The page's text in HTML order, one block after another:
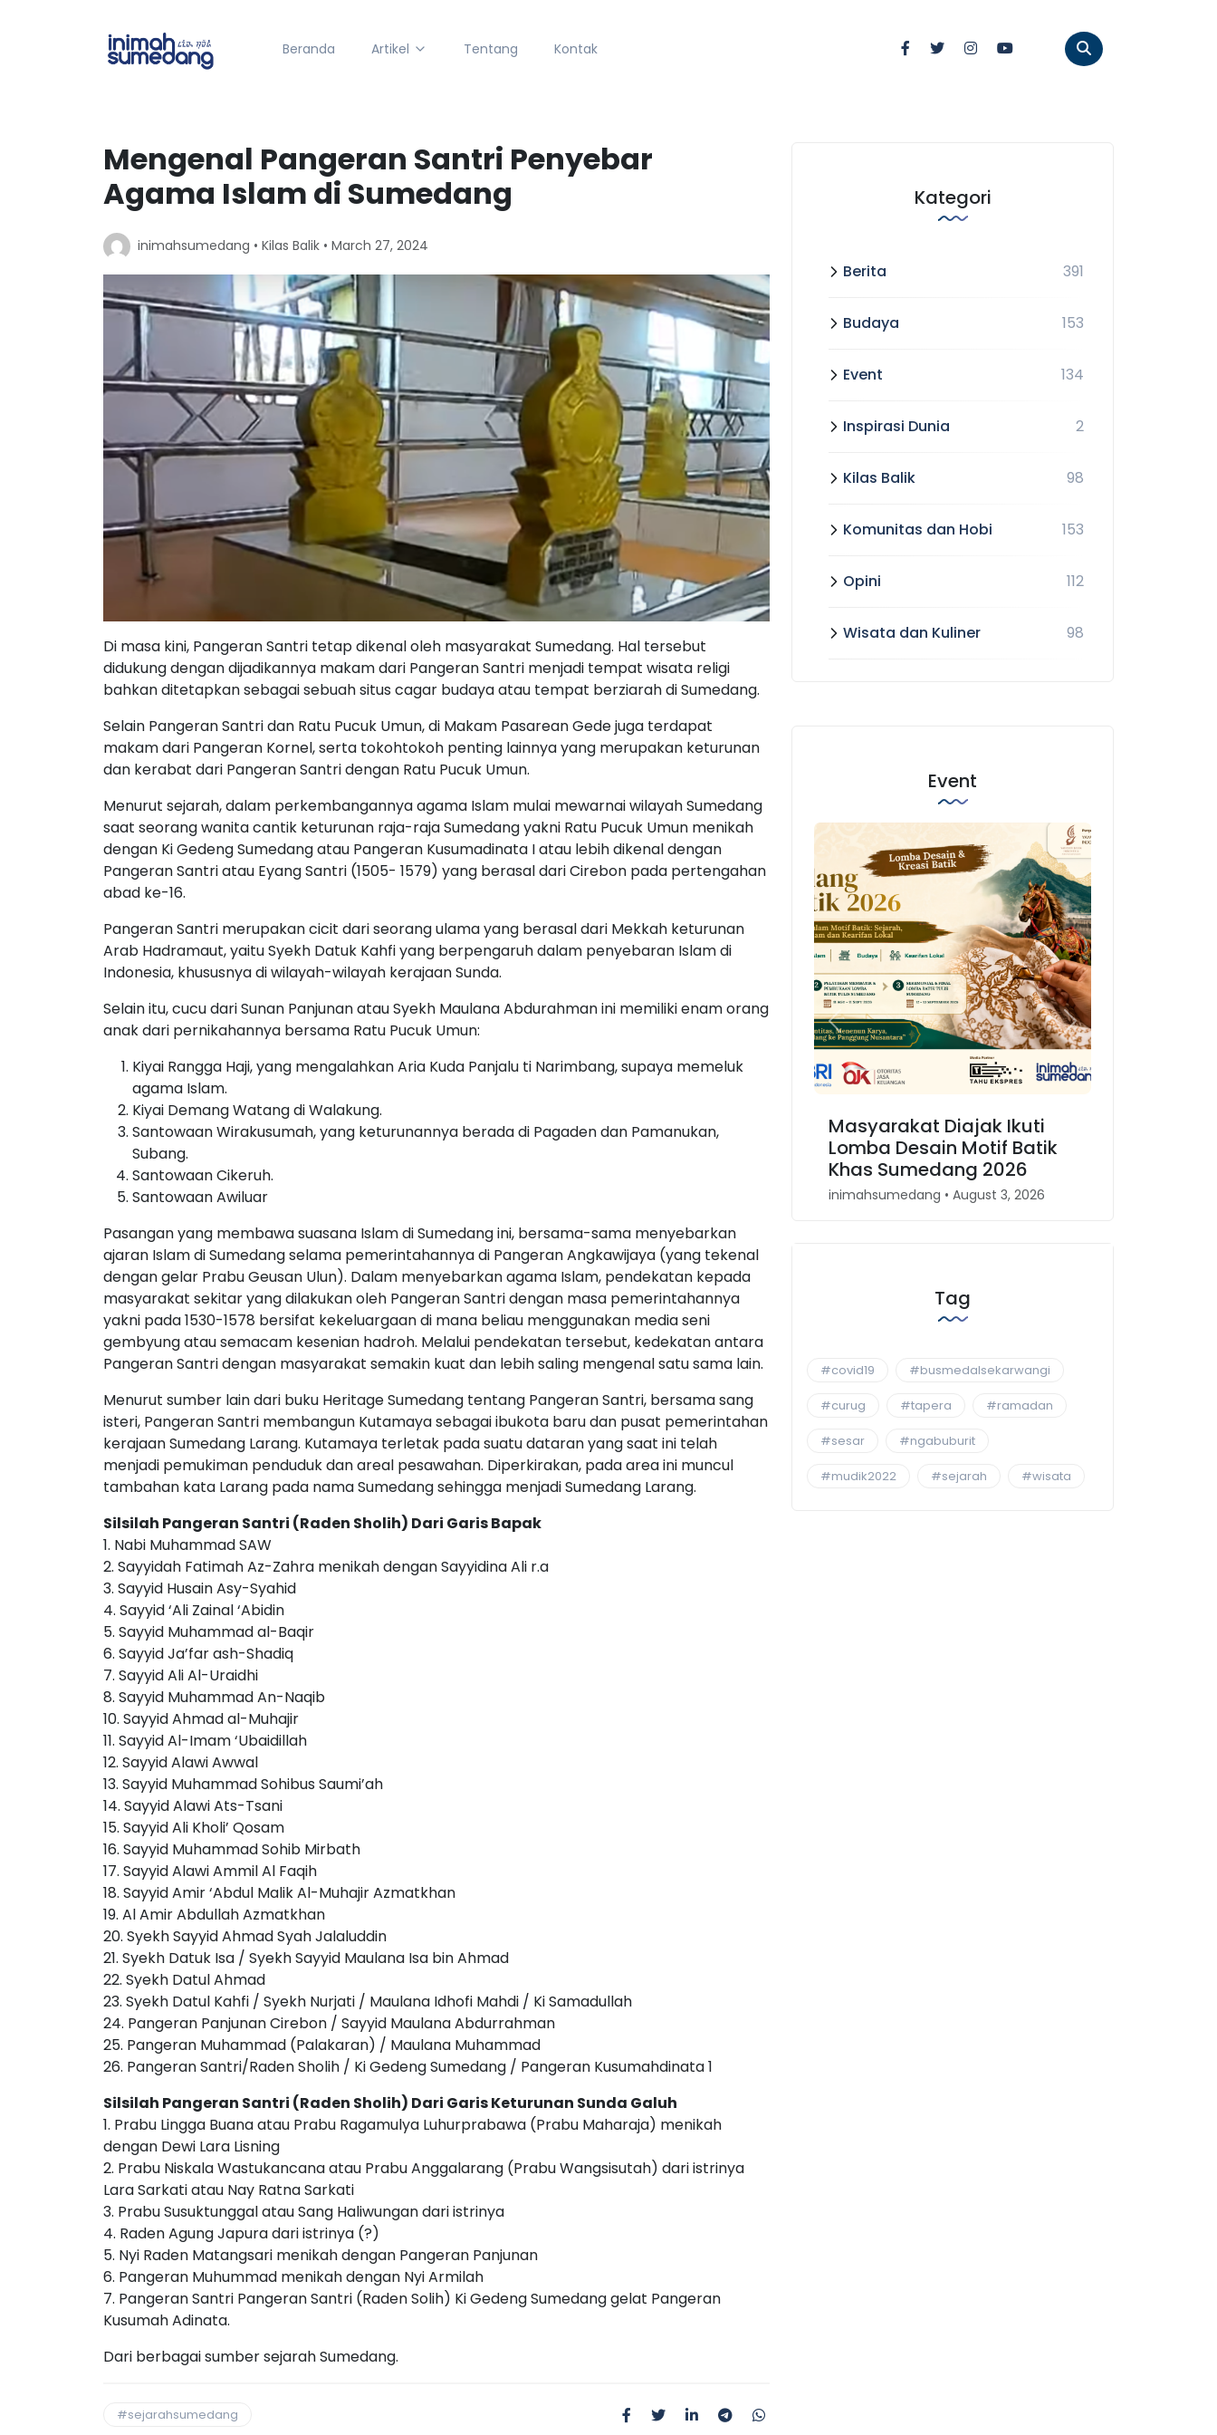
Beranda Artikel Tentang Kontak
Mengenal Pangeran Santri Penyebar
Agama Islam di Sumedang
inimahsumedang • Kilas Balik • March 27, 2024
Di masa kini, Pangeran Santri tetap dikenal oleh masyarakat Sumedang. Hal tersebut
didukung dengan dijadikannya makam dari Pangeran Santri menjadi tempat wisata religi
bahkan ditetapkan sebagai sebuah situs cagar budaya atau tempat berziarah di Sumedang.
Selain Pangeran Santri dan Ratu Pucuk Umun, di Makam Pasarean Gede juga terdapat
makam dari Pangeran Kornel, serta tokohtokoh penting lainnya yang merupakan keturunan
dan kerabat dari Pangeran Santri dengan Ratu Pucuk Umun.
Menurut sejarah, dalam perkembangannya agama Islam mulai mewarnai wilayah Sumedang
saat seorang wanita cantik keturunan raja-raja Sumedang yakni Ratu Pucuk Umun menikah
dengan Ki Gedeng Sumedang atau Pangeran Kusumadinata I atau lebih dikenal dengan
Pangeran Santri atau Eyang Santri (1505- 1579) yang berasal dari Cirebon pada pertengahan
abad ke-16.
Pangeran Santri merupakan cicit dari seorang ulama yang berasal dari Mekkah keturunan
Arab Hadramaut, yaitu Syekh Datuk Kahfi yang berpengaruh dalam penyebaran Islam di
Indonesia, khususnya di wilayah-wilayah kerajaan Sunda.
Selain itu, cucu dari Sunan Panjunan atau Syekh Maulana Abdurahman ini memiliki enam orang
anak dari pernikahannya bersama Ratu Pucuk Umun:
Kiyai Rangga Haji, yang mengalahkan Aria Kuda Panjalu ti Narimbang, supaya memeluk
agama Islam.
Kiyai Demang Watang di Walakung.
Santowaan Wirakusumah, yang keturunannya berada di Pagaden dan Pamanukan,
Subang.
Santowaan Cikeruh.
Santowaan Awiluar
Pasangan yang membawa suasana Islam di Sumedang ini, bersama-sama menyebarkan
ajaran Islam di Sumedang selama pemerintahannya di Pangeran Angkawijaya (yang tekenal
dengan gelar Prabu Geusan Ulun). Dalam menyebarkan agama Islam, pendekatan kepada
masyarakat sekitar yang dilakukan oleh Pangeran Santri dengan masa pemerintahannya
yakni pada 1530-1578 bersifat kekeluargaan di mana beliau menggunakan media seni
gembyung atau semacam kesenian hadroh. Melalui pendekatan tersebut, kedekatan antara
Pangeran Santri dengan masyarakat semakin kuat dan lebih saling mengenal satu sama lain.
Menurut sumber lain dari buku Heritage Sumedang tentang Pangeran Santri, bersama sang
isteri, Pangeran Santri membangun Kutamaya sebagai ibukota baru dan pusat pemerintahan
kerajaan Sumedang Larang. Kutamaya terletak pada suatu dataran yang saat ini telah
menjadi pemukiman penduduk dan areal pesawahan. Diperkirakan, pada area ini muncul
tambahan kata Larang pada nama Sumedang sehingga menjadi Sumedang Larang.
Silsilah Pangeran Santri (Raden Sholih) Dari Garis Bapak
1. Nabi Muhammad SAW
2. Sayyidah Fatimah Az-Zahra menikah dengan Sayyidina Ali r.a
3. Sayyid Husain Asy-Syahid
4. Sayyid ‘Ali Zainal ‘Abidin
5. Sayyid Muhammad al-Baqir
6. Sayyid Ja’far ash-Shadiq
7. Sayyid Ali Al-Uraidhi
8. Sayyid Muhammad An-Naqib
10. Sayyid Ahmad al-Muhajir
11. Sayyid Al-Imam ‘Ubaidillah
12. Sayyid Alawi Awwal
13. Sayyid Muhammad Sohibus Saumi’ah
14. Sayyid Alawi Ats-Tsani
15. Sayyid Ali Kholi’ Qosam
16. Sayyid Muhammad Sohib Mirbath
17. Sayyid Alawi Ammil Al Faqih
18. Sayyid Amir ‘Abdul Malik Al-Muhajir Azmatkhan
19. Al Amir Abdullah Azmatkhan
20. Syekh Sayyid Ahmad Syah Jalaluddin
21. Syekh Datuk Isa / Syekh Sayyid Maulana Isa bin Ahmad
22. Syekh Datul Ahmad
23. Syekh Datul Kahfi / Syekh Nurjati / Maulana Idhofi Mahdi / Ki Samadullah
24. Pangeran Panjunan Cirebon / Sayyid Maulana Abdurrahman
25. Pangeran Muhammad (Palakaran) / Maulana Muhammad
26. Pangeran Santri/Raden Sholih / Ki Gedeng Sumedang / Pangeran Kusumahdinata 1
Silsilah Pangeran Santri (Raden Sholih) Dari Garis Keturunan Sunda Galuh
1. Prabu Lingga Buana atau Prabu Ragamulya Luhurprabawa (Prabu Maharaja) menikah
dengan Dewi Lara Lisning
2. Prabu Niskala Wastukancana atau Prabu Anggalarang (Prabu Wangsisutah) dari istrinya
Lara Sarkati atau Nay Ratna Sarkati
3. Prabu Susuktunggal atau Sang Haliwungan dari istrinya
4. Raden Agung Japura dari istrinya (?)
5. Nyi Raden Matangsari menikah dengan Pangeran Panjunan
6. Pangeran Muhummad menikah dengan Nyi Armilah
7. Pangeran Santri Pangeran Santri (Raden Solih) Ki Gedeng Sumedang gelat Pangeran
Kusumah Adinata.
Dari berbagai sumber sejarah Sumedang.
#sejarahsumedang
Kategori
Berita 391
Budaya 153
Event 134
Inspirasi Dunia 2
Kilas Balik 98
Komunitas dan Hobi 153
Opini 112
Wisata dan Kuliner 98
Event
Masyarakat Diajak Ikuti
Lomba Desain Motif Batik
Khas Sumedang 2026
inimahsumedang • August 3, 2026
Previous Next
Tag
#covid19 #busmedalsekarwangi
#curug #tapera #ramadan
#sesar #ngabuburit
#mudik2022 #sejarah #wisata